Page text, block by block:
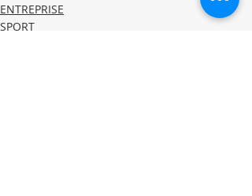
ENTREPRISE
SPORT